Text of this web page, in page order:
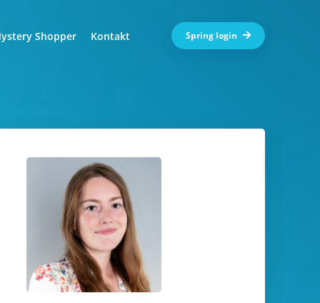
Shopper Kontakt Spring login